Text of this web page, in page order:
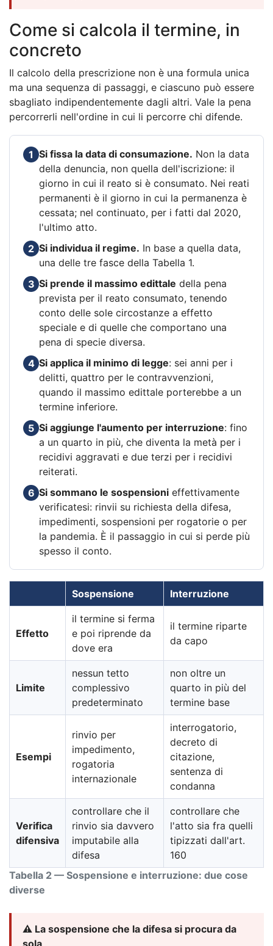
Come si calcola il termine, in
concreto
Il calcolo della prescrizione non è una formula unica
ma una sequenza di passaggi, e ciascuno può essere
sbagliato indipendentemente dagli altri. Vale la pena
percorrerli nell'ordine in cui li percorre chi difende.
1 Si fissa la data di consumazione. Non la data
della denuncia, non quella dell'iscrizione: il
giorno in cui il reato si è consumato. Nei reati
permanenti è il giorno in cui la permanenza è
cessata; nel continuato, per i fatti dal 2020,
l'ultimo atto.
2 Si individua il regime. In base a quella data,
una delle tre fasce della Tabella 1.
3 Si prende il massimo edittale della pena
prevista per il reato consumato, tenendo
conto delle sole circostanze a effetto
speciale e di quelle che comportano una
pena di specie diversa.
4 Si applica il minimo di legge: sei anni per i
delitti, quattro per le contravvenzioni,
quando il massimo edittale porterebbe a un
termine inferiore.
5 Si aggiunge l'aumento per interruzione: fino
a un quarto in più, che diventa la metà per i
recidivi aggravati e due terzi per i recidivi
reiterati.
6 Si sommano le sospensioni effettivamente
verificatesi: rinvii su richiesta della difesa,
impedimenti, sospensioni per rogatorie o per
la pandemia. È il passaggio in cui si perde più
spesso il conto.
Tabella 2 — Sospensione e interruzione: due cose
diverse
Sospensione Interruzione
Effetto
il termine si ferma
e poi riprende da
dove era
il termine riparte
da capo
Limite
nessun tetto
complessivo
predeterminato
non oltre un
quarto in più del
termine base
Esempi
rinvio per
impedimento,
rogatoria
internazionale
interrogatorio,
decreto di
citazione,
sentenza di
condanna
Verifica
difensiva
controllare che il
rinvio sia davvero
imputabile alla
difesa
controllare che
l'atto sia fra quelli
tipizzati dall'art.
160
⚠️ La sospensione che la difesa si procura da
sola